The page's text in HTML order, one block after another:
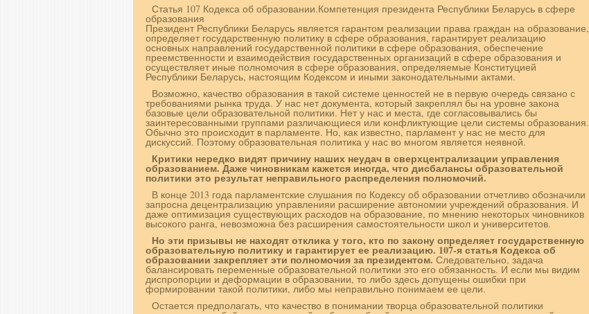
Статья 107 Кодекса об образовании.Компетенция президента Республики Беларусь в сфере
образования
Президент Республики Беларусь является гарантом реализации права граждан на образование,
определяет государственную политику в сфере образования, гарантирует реализацию
основных направлений государственной политики в сфере образования, обеспечение
преемственности и взаимодействия государственных организаций в сфере образования и
осуществляет иные полномочия в сфере образования, определяемые Конституцией
Республики Беларусь, настоящим Кодексом и иными законодательными актами.
Возможно, качество образования в такой системе ценностей не в первую очередь связано с
требованиями рынка труда. У нас нет документа, который закреплял бы на уровне закона
базовые цели образовательной политики. Нет у нас и места, где согласовывались бы
заинтересованными группами различающиеся или конфликтующие цели системы образования.
Обычно это происходит в парламенте. Но, как известно, парламент у нас не место для
дискуссий. Поэтому образовательная политика у нас во многом является неявной.
Критики нередко видят причину наших неудач в сверхцентрализации управления
образованием. Даже чиновникам кажется иногда, что дисбалансы образовательной
политики это результат неправильного распределения полномочий.
В конце 2013 года парламентские слушания по Кодексу об образовании отчетливо обозначили
запросна децентрализацию управленияи расширение автономии учреждений образования. И
даже оптимизация существующих расходов на образование, по мнению некоторых чиновников
высокого ранга, невозможна без расширения самостоятельности школ и университетов.
Но эти призывы не находят отклика у того, кто по закону определяет государственную
образовательную политику и гарантирует ее реализацию. 107-я статья Кодекса об
образовании закрепляет эти полномочия за президентом. Следовательно, задача
балансировать переменные образовательной политики это его обязанность. И если мы видим
диспропорции и деформации в образовании, то либо здесь допущены ошибки при
формировании такой политики, либо мы неправильно понимаем ее цели.
Остается предполагать, что качество в понимании творца образовательной политики